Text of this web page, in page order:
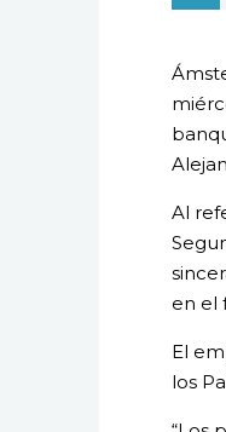
Al
en el
El
los